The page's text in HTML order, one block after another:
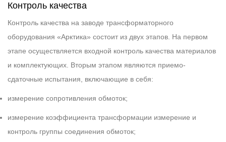
Контроль качества
Контроль качества на заводе трансформаторного
оборудования «Арктика» состоит из двух этапов. На первом
этапе осуществляется входной контроль качества материалов
и комплектующих. Вторым этапом являются приемо-
сдаточные испытания, включающие в себя:
измерение сопротивления обмоток;
измерение коэффициента трансформации измерение и
контроль группы соединения обмоток;